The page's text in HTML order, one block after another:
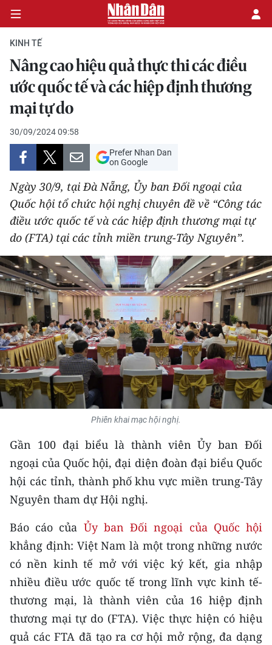
CHÍNH TRỊ
KINH TẾ
VĂN HÓA
XÃ HỘI
PHÁP LUẬT
DU LỊCH
THẾ GIỚI
THỂ THAO
GIÁO DỤC
Y TẾ
KHOA HỌC - CÔNG NGHỆ
MÔI TRƯỜNG
KIỂM CHỨNG THÔNG TIN
TRI THỨC CHUYÊN SÂU
54 DÂN TỘC VIỆT NAM
CHƯƠNG TRÌNH OCOP - MỖI XÃ
MỘT SẢN PHẨM
RADIO
MEDIA CENTER
KINH TẾ
Nâng cao hiệu quả thực thi các điều
ước quốc tế và các hiệp định thương
mại tự do
30/09/2024 09:58
Prefer Nhan Dan
on Google
Ngày 30/9, tại Đà Nẵng, Ủy ban Đối ngoại của
Quốc hội tổ chức hội nghị chuyên đề về “Công tác
điều ước quốc tế và các hiệp định thương mại tự
do (FTA) tại các tỉnh miền trung-Tây Nguyên”.
Phiên khai mạc hội nghị.
Gần 100 đại biểu là thành viên Ủy ban Đối
ngoại của Quốc hội, đại diện đoàn đại biểu Quốc
hội các tỉnh, thành phố khu vực miền trung-Tây
Nguyên tham dự Hội nghị.
Báo cáo của Ủy ban Đối ngoại của Quốc hội
khẳng định: Việt Nam là một trong những nước
có nền kinh tế mở với việc ký kết, gia nhập
nhiều điều ước quốc tế trong lĩnh vực kinh tế-
thương mại, là thành viên của 16 hiệp định
thương mại tự do (FTA). Việc thực hiện có hiệu
quả các FTA đã tạo ra cơ hội mở rộng, đa dạng